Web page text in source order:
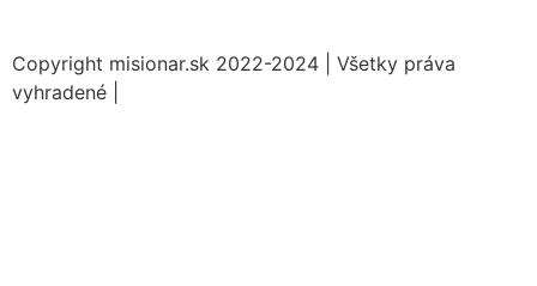
Copyright misionar.sk 2022-2024 | Všetky práva
vyhradené |